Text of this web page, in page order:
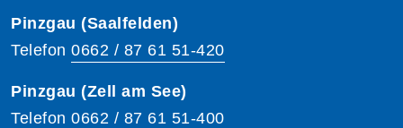
Pinzgau (Saalfelden)
Telefon 0662 / 87 61 51-420
Pinzgau (Zell am See)
Telefon 0662 / 87 61 51-400